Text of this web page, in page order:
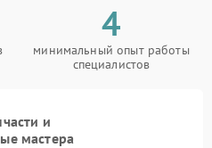
4
минимальный опыт работы
специалистов
и
мастера